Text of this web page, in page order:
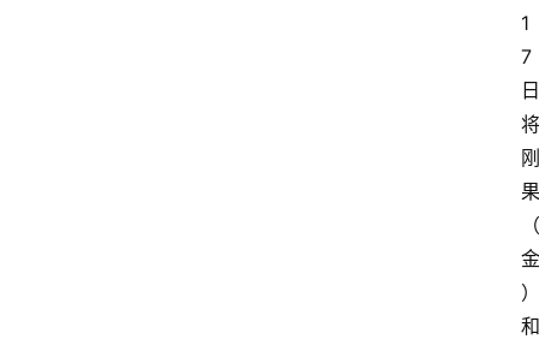
1
7
日
将
刚
果
（
金
）
和